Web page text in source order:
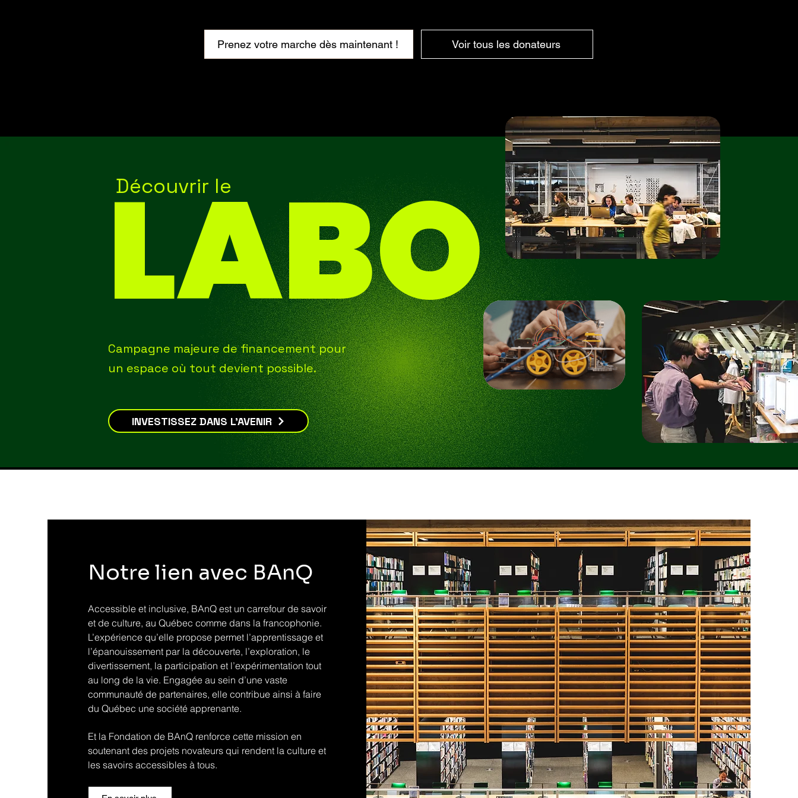
Prenez votre marche dès maintenant ! Voir tous les donateurs
LABO
Découvrir le
Campagne majeure de financement pour
un espace où tout devient possible.
INVESTISSEZ DANS L'AVENIR
Notre lien avec BAnQ
Accessible et inclusive, BAnQ est un carrefour de savoir
et de culture, au Québec comme dans la francophonie.
L’expérience qu’elle propose permet l’apprentissage et
l’épanouissement par la découverte, l’exploration, le
divertissement, la participation et l’expérimentation tout
au long de la vie. Engagée au sein d’une vaste
communauté de partenaires, elle contribue ainsi à faire
du Québec une société apprenante.
Et la Fondation de BAnQ renforce cette mission en
soutenant des projets novateurs qui rendent la culture et
les savoirs accessibles à tous.